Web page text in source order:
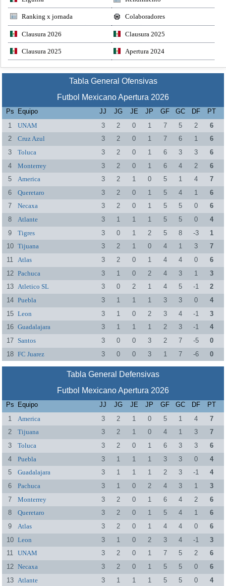
Ranking x jornada Colaboradores
Clausura 2026 Clausura 2025
Clausura 2025 Apertura 2024
Tabla General Ofensivas
Futbol Mexicano Apertura 2026
Ps Equipo JJ JG JE JP GF GC DF
PT
1
UNAM 3 2 0 1 7 5 2
6
2
Cruz Azul 3 2 0 1 7 6 1
6
3
Toluca 3 2 0 1 6 3 3
6
4
Monterrey 3 2 0 1 6 4 2
6
5
America 3 2 1 0 5 1 4
7
6
Queretaro 3 2 0 1 5 4 1
6
7
Necaxa 3 2 0 1 5 5 0
6
8
Atlante 3 1 1 1 5 5 0
4
9
Tigres 3 0 1 2 5 8 -3
1
10 Tijuana 3 2 1 0 4 1 3
7
11
Atlas 3 2 0 1 4 4 0
6
12 Pachuca 3 1 0 2 4 3 1
3
13 Atletico SL 3 0 2 1 4 5 -1
2
14 Puebla 3 1 1 1 3 3 0
4
15 Leon 3 1 0 2 3 4 -1
3
16 Guadalajara 3 1 1 1 2 3 -1
4
17 Santos 3 0 0 3 2 7 -5
0
18 FC Juarez 3 0 0 3 1 7 -6 0
Tabla General Defensivas
Futbol Mexicano Apertura 2026
Ps Equipo JJ JG JE JP GF GC DF
PT
1
America 3 2 1 0 5 1 4
7
2
Tijuana 3 2 1 0 4 1 3
7
3
Toluca 3 2 0 1 6 3 3
6
4
Puebla 3 1 1 1 3 3 0
4
5
Guadalajara 3 1 1 1 2 3 -1
4
6
Pachuca 3 1 0 2 4 3 1
3
7
Monterrey 3 2 0 1 6 4 2
6
8
Queretaro 3 2 0 1 5 4 1
6
9
Atlas 3 2 0 1 4 4 0
6
10 Leon 3 1 0 2 3 4 -1
3
11
UNAM 3 2 0 1 7 5 2
6
12 Necaxa 3 2 0 1 5 5 0
6
13
Atlante 3 1 1 1 5 5 0 4